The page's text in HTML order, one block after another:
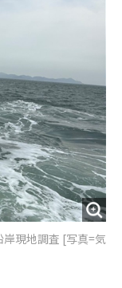
現地調査 [写真=気